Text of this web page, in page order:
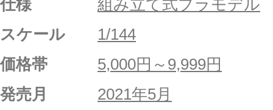
仕様
組み立て式プラモデル
スケール
1/144
価格帯
5,000円～9,999円
発売月
2021年5月